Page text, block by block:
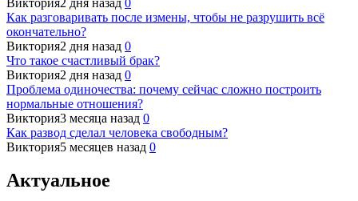
Как разговаривать после измены, чтобы не разрушить всё
окончательно?
Виктория2 дня назад 0
Что такое счастливый брак?
Виктория2 дня назад 0
Проблема одиночества: почему сейчас сложно построить
нормальные отношения?
Виктория3 месяца назад 0
Как развод сделал человека свободным?
Виктория5 месяцев назад 0
Актуальное